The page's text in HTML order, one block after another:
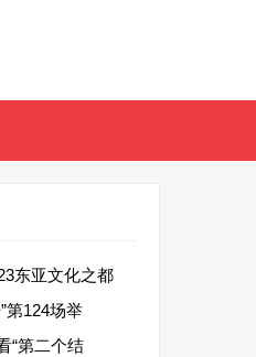
东亚文化之都
第124场举
“第二个结